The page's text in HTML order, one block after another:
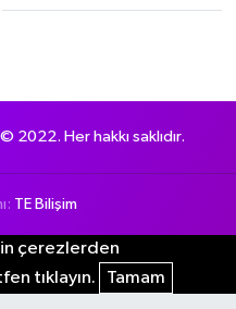
2022. Her hakkı saklıdır.
TE Bilişim
çerezlerden
tıklayın.
Tamam